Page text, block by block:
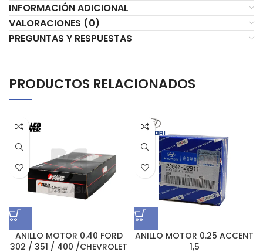
INFORMACIÓN ADICIONAL
VALORACIONES (0)
PREGUNTAS Y RESPUESTAS
PRODUCTOS RELACIONADOS
ANILLO MOTOR 0.40 FORD
302 / 351 / 400 /CHEVROLET
ANILLO MOTOR 0.25 ACCENT
1,5